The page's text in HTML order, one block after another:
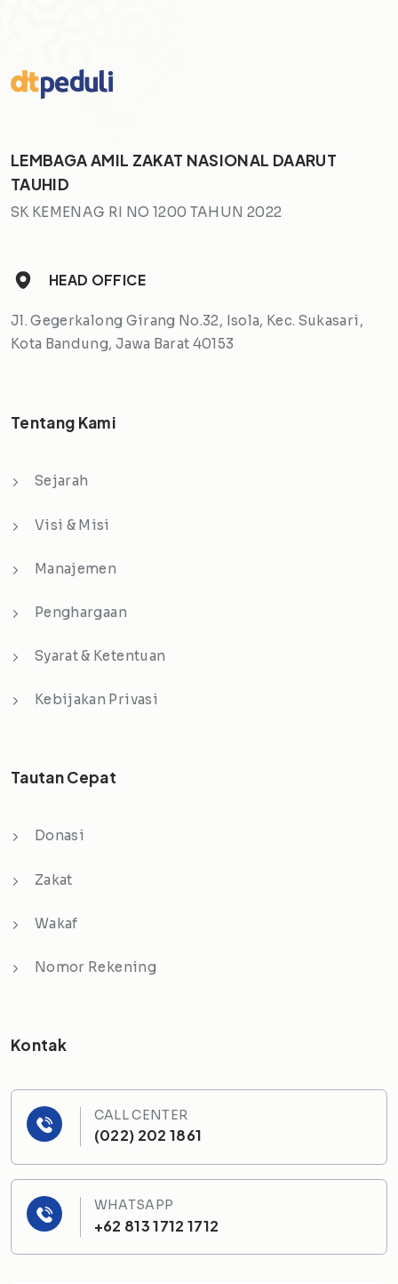
LEMBAGA AMIL ZAKAT NASIONAL DAARUT
TAUHID
SK KEMENAG RI NO 1200 TAHUN 2022
HEAD OFFICE
Jl. Gegerkalong Girang No.32, Isola, Kec. Sukasari,
Kota Bandung, Jawa Barat 40153
Tentang Kami
Sejarah
Visi & Misi
Manajemen
Penghargaan
Syarat & Ketentuan
Kebijakan Privasi
Tautan Cepat
Donasi
Zakat
Wakaf
Nomor Rekening
Kontak
CALL CENTER
(022) 202 1861
WHATSAPP
+62 813 1712 1712